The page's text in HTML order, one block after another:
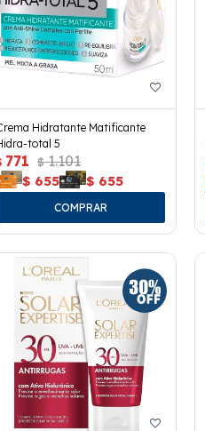
Hidratante Matificante
total 5
771 $ 1.101
$ 655 $ 655